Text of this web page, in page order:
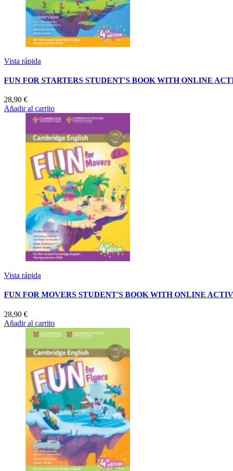
Vista rápida
FUN FOR STARTERS STUDENT'S BOOK WITH ONLINE
28,90 €
Añadir al carrito
Vista rápida
FUN FOR MOVERS STUDENT'S BOOK WITH ONLINE
28,90 €
Añadir al carrito